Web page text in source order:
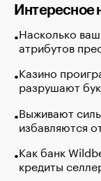
Интересное
Насколько
атрибутов
Казино
разрушают
Выживают
избавляются
Как банк
кредиты